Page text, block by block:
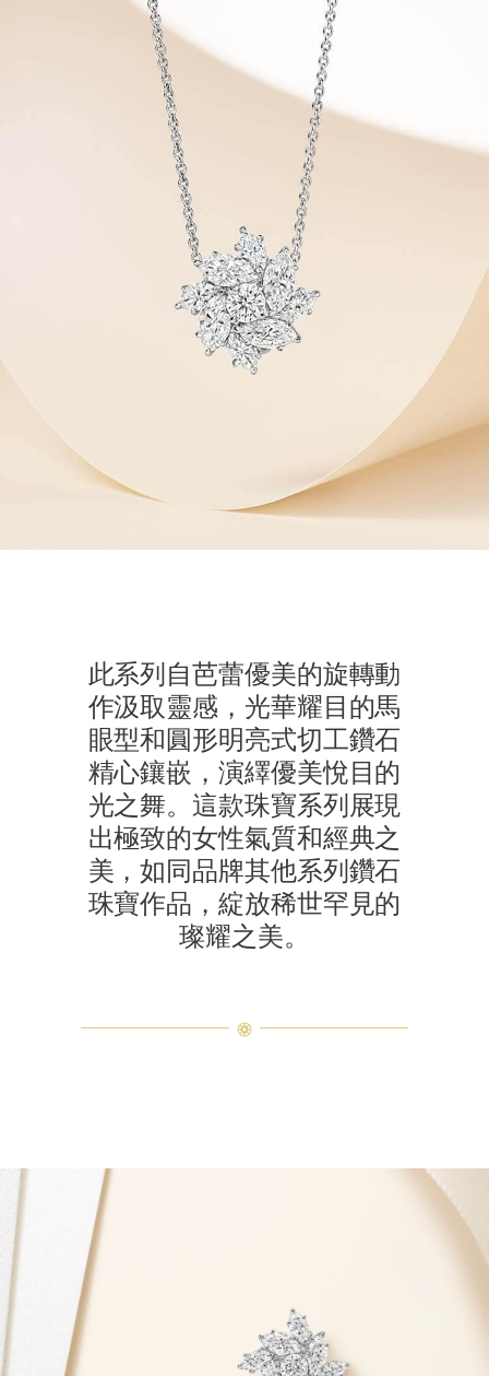
疑問，敬請諮詢客戶服務。
此系列自芭蕾優美的旋轉動
作汲取靈感，光華耀目的馬
眼型和圓形明亮式切工鑽石
精心鑲嵌，演繹優美悅目的
光之舞。這款珠寶系列展現
出極致的女性氣質和經典之
美，如同品牌其他系列鑽石
珠寶作品，綻放稀世罕見的
璨耀之美。